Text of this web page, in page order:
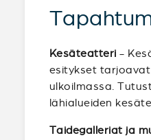
Kesäteatteri -
esitykset
ulkoilmassa.
lähialueiden
Taidegalleriat ja